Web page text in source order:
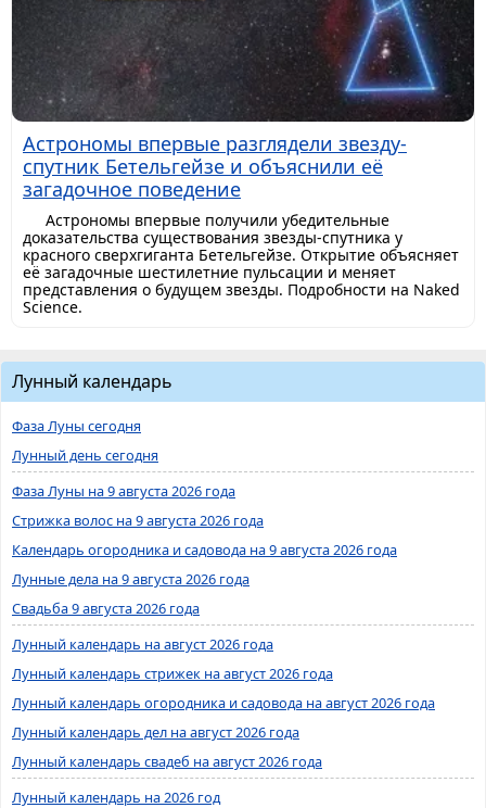
Астрономы впервые разглядели звезду-
спутник Бетельгейзе и объяснили её
загадочное поведение
Астрономы впервые получили убедительные
доказательства существования звезды-спутника у
красного сверхгиганта Бетельгейзе. Открытие объясняет
её загадочные шестилетние пульсации и меняет
представления о будущем звезды. Подробности на Naked
Science.
Лунный календарь
Фаза Луны сегодня
Лунный день сегодня
Фаза Луны на 9 августа 2026 года
Стрижка волос на 9 августа 2026 года
Календарь огородника и садовода на 9 августа 2026 года
Лунные дела на 9 августа 2026 года
Свадьба 9 августа 2026 года
Лунный календарь на август 2026 года
Лунный календарь стрижек на август 2026 года
Лунный календарь огородника и садовода на август 2026 года
Лунный календарь дел на август 2026 года
Лунный календарь свадеб на август 2026 года
Лунный календарь на 2026 год